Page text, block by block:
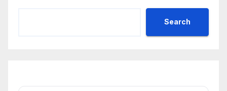
Search